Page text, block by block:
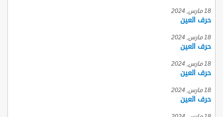
18 مارس, 2024
حرف العين
18 مارس, 2024
حرف العين
18 مارس, 2024
حرف العين
18 مارس, 2024
حرف العين